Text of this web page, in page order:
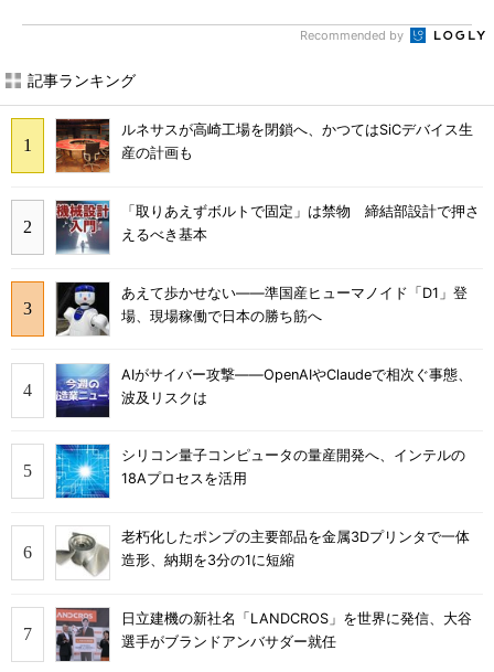
Recommended by
記事ランキング
ルネサスが高崎工場を閉鎖へ、かつてはSiCデバイス生
産の計画も
「取りあえずボルトで固定」は禁物 締結部設計で押さ
えるべき基本
あえて歩かせない――準国産ヒューマノイド「D1」登
場、現場稼働で日本の勝ち筋へ
AIがサイバー攻撃――OpenAIやClaudeで相次ぐ事態、
波及リスクは
シリコン量子コンピュータの量産開発へ、インテルの
18Aプロセスを活用
老朽化したポンプの主要部品を金属3Dプリンタで一体
造形、納期を3分の1に短縮
日立建機の新社名「LANDCROS」を世界に発信、大谷
選手がブランドアンバサダー就任